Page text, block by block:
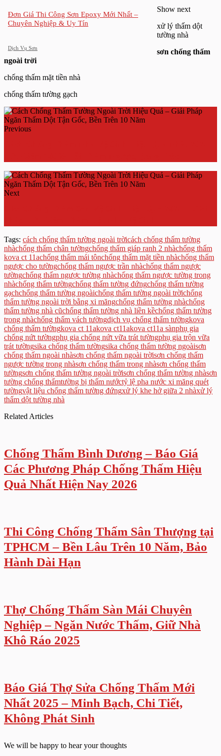
Đơn Giá Thi Công Sơn Epoxy Mới Nhất –
Chuyên Nghiệp & Uy Tín
Dịch Vụ Sơn
Show next
xử lý thấm dột
tường nhà
sơn chống thấm
ngoài trời
chống thấm mặt tiền nhà
chống thấm tường gạch
Previous
Next
Tags: cách chống thấm tường ngoài trờicách chống thấm tường
nhàchống thấm chân tườngchống thấm giáp ranh 2 nhàchống thấm
kova ct 11achống thấm mái tônchống thấm mặt tiền nhàchống thấm
ngược cho tườngchống thấm ngược trần nhàchống thấm ngược
tườngchống thấm ngược tường nhàchống thấm ngược tường trong
nhàchống thấm tườngchống thấm tường đứngchống thấm tường
gạchchống thấm tường ngoàichống thấm tường ngoài trờichống
thấm tường ngoài trời bằng xi măngchống thấm tường nhàchống
thấm tường nhà cũchống thấm tường nhà liền kềchống thấm tường
trong nhàchống thấm vách tườngdịch vụ chống thấm tườngkova
chống thấm tườngkova ct 11akova ct11akova ct11a sànphụ gia
chống nứt tườngphụ gia chống nứt vữa trát tườngphụ gia trộn vữa
trát tườngsika chống thấm tườngsika chống thấm tường ngoàisơn
chống thấm ngoài nhàsơn chống thấm ngoài trờisơn chống thấm
ngược tường trong nhàsơn chống thấm trong nhàsơn chống thấm
tườngsơn chống thấm tường ngoài trờisơn chống thấm tường nhàsơn
tường chống thấmtường bị thấm nướctỷ lệ pha nước xi măng quét
tườngvật liệu chống thấm tường đứngxử lý khe hở giữa 2 nhàxử lý
thấm dột tường nhà
Related Articles
Chống Thấm Bình Dương – Báo Giá
Các Phương Pháp Chống Thấm Hiệu
Quả Nhất Hiện Nay 2026
Thi Công Chống Thấm Sân Thượng tại
TPHCM – Bền Lâu Trên 10 Năm, Bảo
Hành Dài Hạn
Thợ Chống Thấm Sàn Mái Chuyên
Nghiệp – Ngăn Nước Thấm, Giữ Nhà
Khô Ráo 2025
Báo Giá Thợ Sửa Chống Thấm Mới
Nhất 2025 – Minh Bạch, Chi Tiết,
Không Phát Sinh
We will be happy to hear your thoughts